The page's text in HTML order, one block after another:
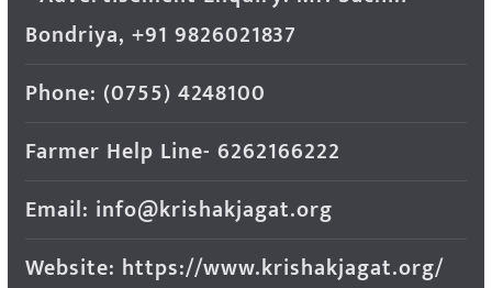
Bondriya, +91 9826021837
Phone: (0755) 4248100
Farmer Help Line- 6262166222
Email: info@krishakjagat.org
Website: https://www.krishakjagat.org/